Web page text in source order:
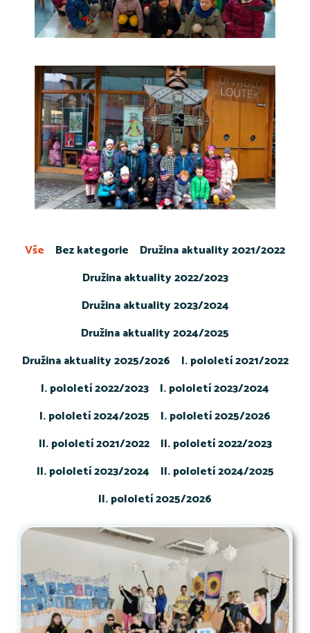
Bez kategorie
Družina aktuality 2021/2022
Družina aktuality 2022/2023
Družina aktuality 2023/2024
Družina aktuality 2024/2025
Družina aktuality 2025/2026
I. pololetí 2021/2022
I. pololetí 2022/2023
I. pololetí 2023/2024
I. pololetí 2024/2025
I. pololetí 2025/2026
II. pololetí 2021/2022
II. pololetí 2022/2023
II. pololetí 2023/2024
II. pololetí 2024/2025
II. pololetí 2025/2026
Vše